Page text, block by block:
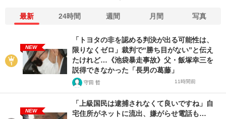
最新 24時間 週間 月間 写真
NEW
「トヨタの非を認める判決が出る可能性は、
限りなくゼロ」裁判で“勝ち目がない”と伝え
たけれど…《池袋暴走事故》父・飯塚幸三を
説得できなかった「長男の葛藤」
守田 哲 11時間前
NEW
「上級国民は逮捕されなくて良いですね」自
宅住所がネットに流出、嫌がらせ電話も…